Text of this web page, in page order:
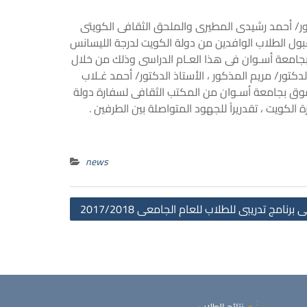
الدكتور/ أحمد رشيدى المطيرى والملحق الثقافى الكويتى
الطلاب الوافدين من دولة الكويت لدرجة الليسانس
بجامعة أسـوان فى هذا العـام الدراسى وذلك من خلال
مريم المذكور ، الأستاذ الدكتور/ أحمد غـلاب
بجامعة أسـوان من المكتب الثقافى لسفارة دولة
، تقدريراً للجهود المتواصلة بين الطرفين .
news
تدريبى للطلاب للعام الجامعى 2017/2018